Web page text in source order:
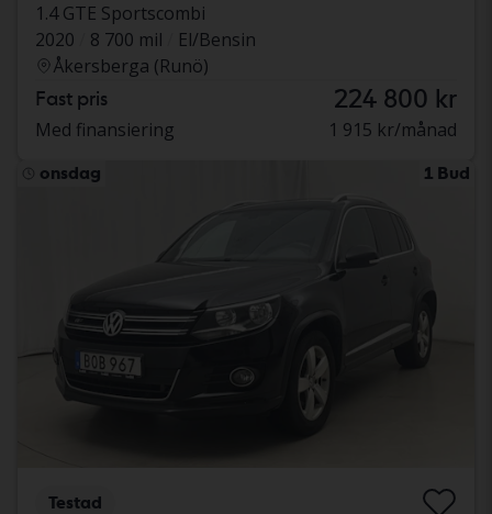
1.4 GTE Sportscombi
2020
8 700 mil
El/Bensin
Åkersberga (Runö)
Fast pris 224 800 kr
Med finansiering 1 915 kr/månad
onsdag 1 Bud
Testad